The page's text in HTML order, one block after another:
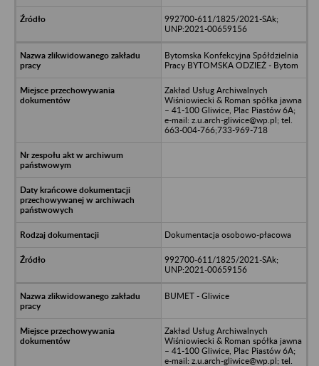
992700-611/1825/2021-SAk;
UNP:2021-00659156
Bytomska Konfekcyjna Spółdzielnia
Pracy BYTOMSKA ODZIEŻ - Bytom
Zakład Usług Archiwalnych
Wiśniowiecki & Roman spółka jawna
– 41-100 Gliwice, Plac Piastów 6A;
e-mail: z.u.arch-gliwice@wp.pl; tel.
663-004-766;733-969-718
Dokumentacja osobowo-płacowa
992700-611/1825/2021-SAk;
UNP:2021-00659156
BUMET - Gliwice
Zakład Usług Archiwalnych
Wiśniowiecki & Roman spółka jawna
– 41-100 Gliwice, Plac Piastów 6A;
e-mail: z.u.arch-gliwice@wp.pl; tel.